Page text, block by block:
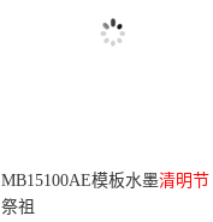
MB15100AE模板水墨清明节
祭祖